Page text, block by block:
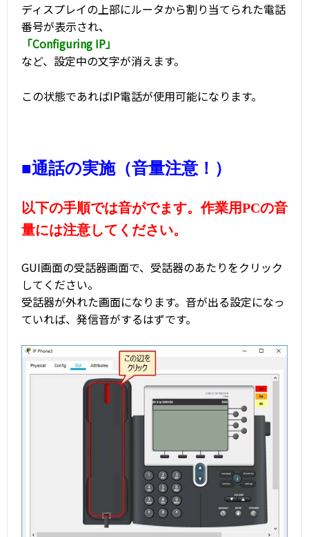
ディスプレイの上部にルータから割り当てられた電話
番号が表示され、
「Configuring IP」
など、設定中の文字が消えます。
この状態であればIP電話が使用可能になります。
■通話の実施（音量注意！）
以下の手順では音がでます。作業用PCの音
量には注意してください。
GUI画面の受話器画面で、受話器のあたりをクリック
してください。
受話器が外れた画面になります。音が出る設定になっ
ていれば、発信音がするはずです。